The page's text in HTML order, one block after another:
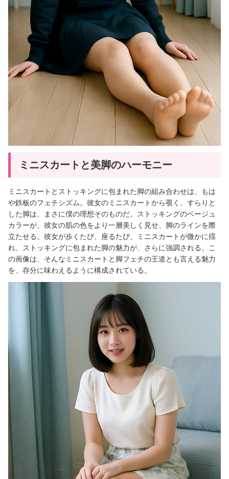
ミニスカートと美脚のハーモニー
ミニスカートとストッキングに包まれた脚の組み合わせは、もは
や鉄板のフェチシズム。彼女のミニスカートから覗く、すらりと
した脚は、まさに僕の理想そのものだ。ストッキングのベージュ
カラーが、彼女の肌の色をより一層美しく見せ、脚のラインを際
立たせる。彼女が歩くたび、座るたび、ミニスカートが微かに揺
れ、ストッキングに包まれた脚の魅力が、さらに強調される。こ
の画像は、そんなミニスカートと脚フェチの王道とも言える魅力
を、存分に味わえるように構成されている。